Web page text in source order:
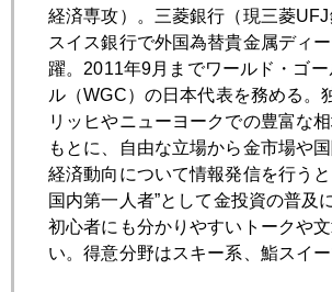
た。同様に、中国、インドなどの成長がこ
とても思えない。
2006年
1月 2月 3月 4月
7月 8月 9月 10月
経済専攻）。三菱銀行（現三菱UFJ
スイス銀行で外国為替貴金属ディ
躍。2011年9月までワールド・ゴ
ル（WGC）の日本代表を務める。
リッヒやニューヨークでの豊富な
もとに、自由な立場から金市場や
経済動向について情報発信を行う
国内第一人者”として金投資の普及
初心者にも分かりやすいトークや
い。得意分野はスキー系、鮨スイー